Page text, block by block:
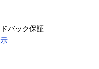
バック保証